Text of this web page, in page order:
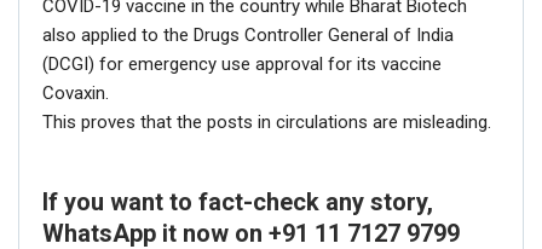
COVID-19 vaccine in the country while Bharat Biotech
also applied to the Drugs Controller General of India
(DCGI) for emergency use approval for its vaccine
Covaxin.
This proves that the posts in circulations are misleading.
If you want to fact-check any story,
WhatsApp it now on +91 11 7127 9799